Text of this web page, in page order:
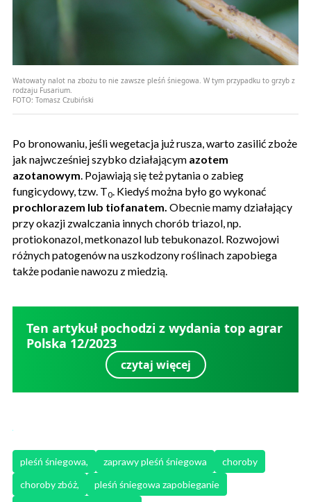
Watowaty nalot na zbożu to nie zawsze pleśń śniegowa. W tym przypadku to grzyb z
rodzaju Fusarium.
FOTO: Tomasz Czubiński
Po bronowaniu, jeśli wegetacja już rusza, warto zasilić zboże
jak najwcześniej szybko działającym azotem
azotanowym. Pojawiają się też pytania o zabieg
fungicydowy, tzw. T0. Kiedyś można było go wykonać
prochlorazem lub tiofanatem. Obecnie mamy działający
przy okazji zwalczania innych chorób triazol, np.
protiokonazol, metkonazol lub tebukonazol. Rozwojowi
różnych patogenów na uszkodzony roślinach zapobiega
także podanie nawozu z miedzią.
Ten artykuł pochodzi z wydania top agrar
Polska 12/2023
czytaj więcej
pleśń śniegowa, zaprawy pleśń śniegowa
choroby
choroby zbóż,
pleśń śniegowa zapobieganie